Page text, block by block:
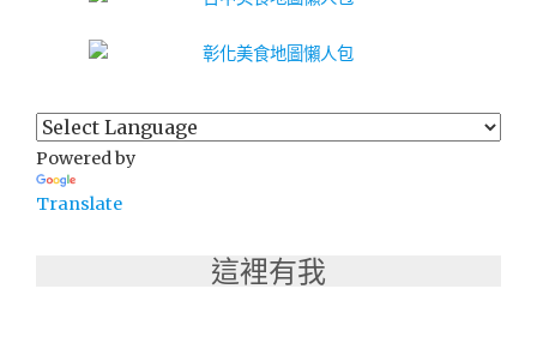
Powered by
Translate
這裡有我